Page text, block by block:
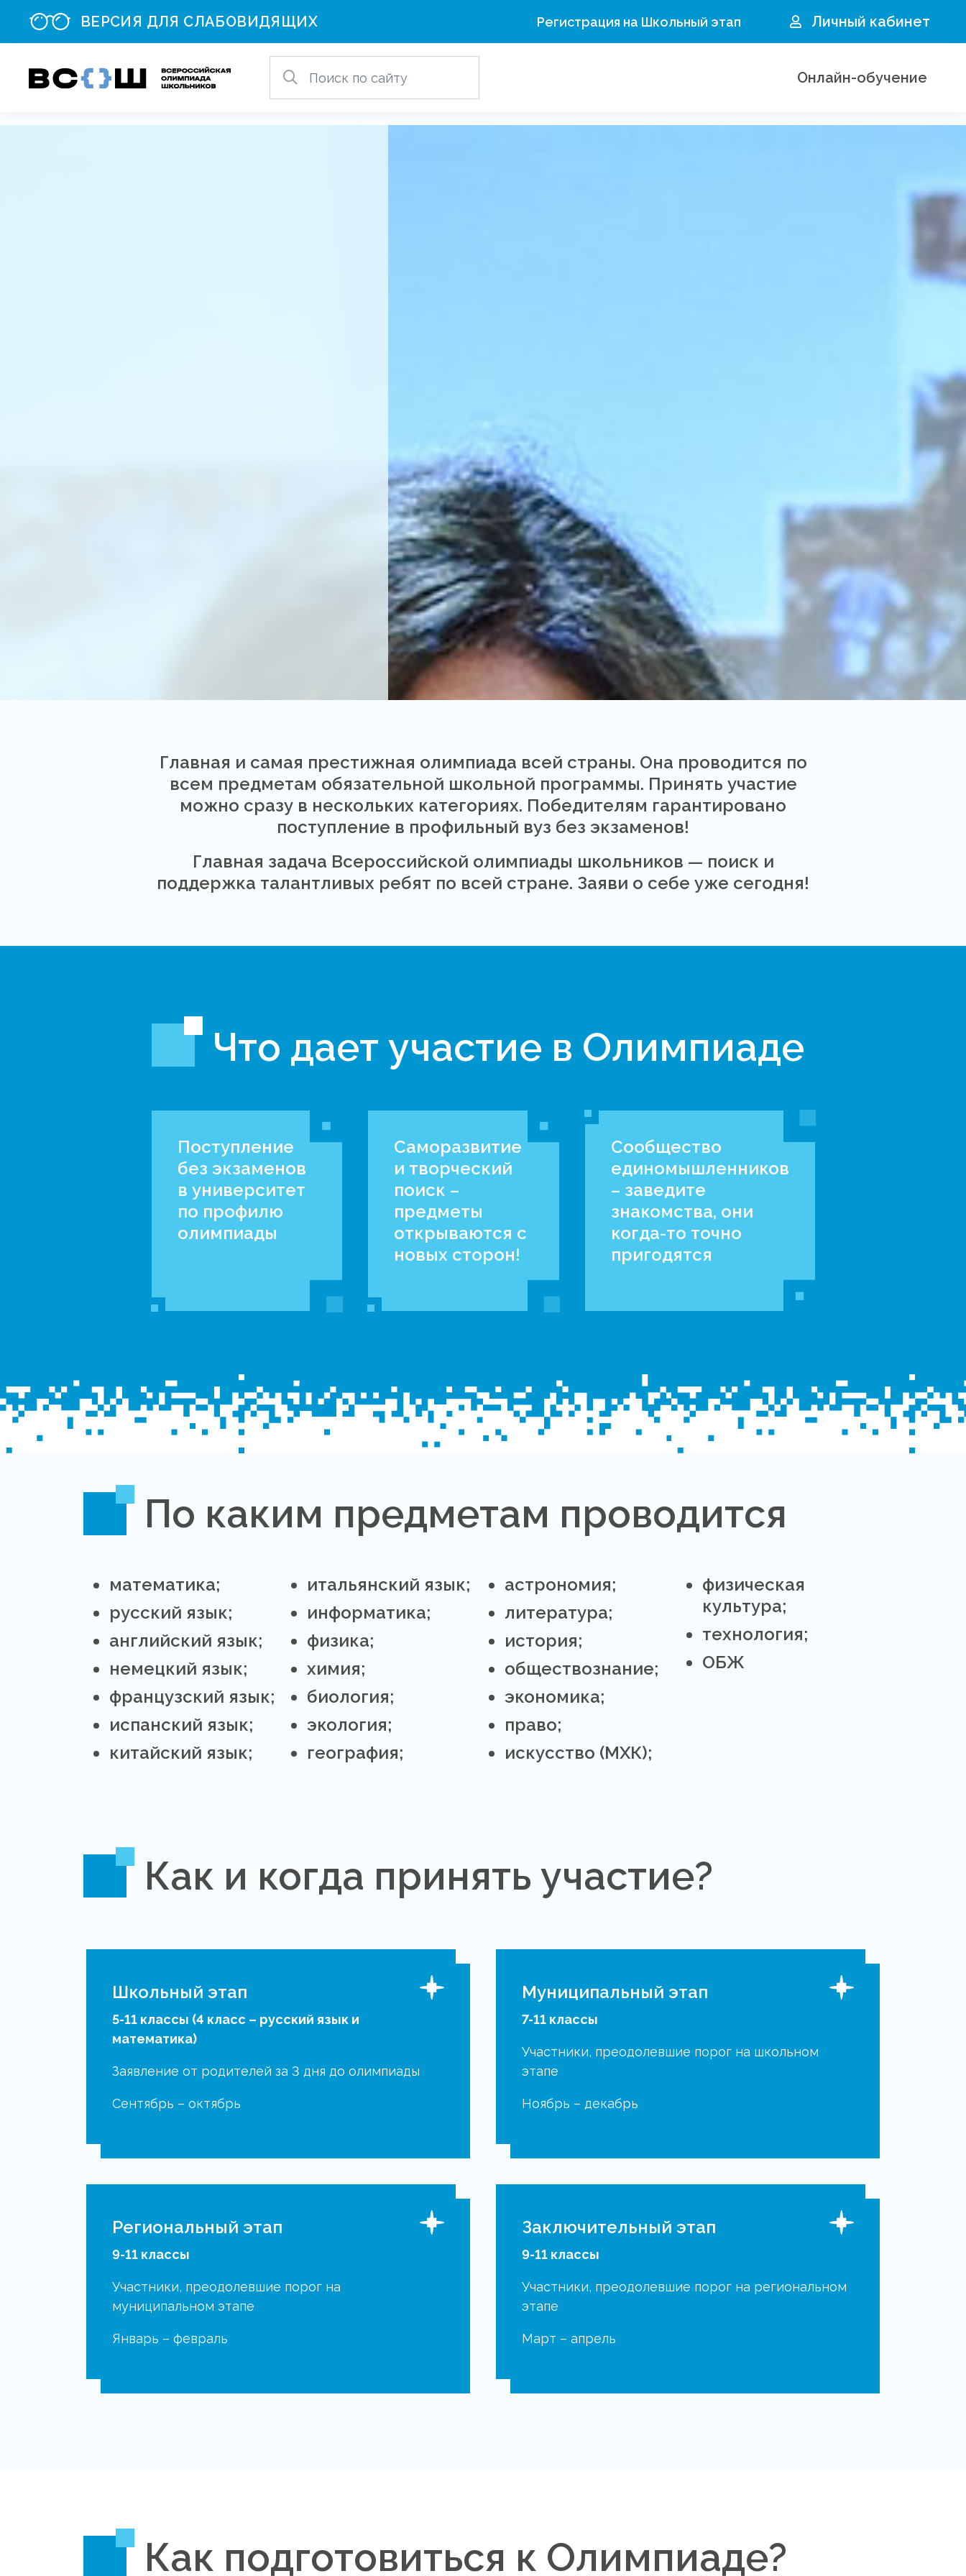
ВЕРСИЯ ДЛЯ СЛАБОВИДЯЩИХ Регистрация на Школьный этап Личный кабинет
Онлайн-обучение
Всероссийская
олимпиада
школьников
Нижегородской
области
Подробнее
Главная и самая престижная олимпиада всей страны. Она проводится по
всем предметам обязательной школьной программы. Принять участие
можно сразу в нескольких категориях. Победителям гарантировано
поступление в профильный вуз без экзаменов!
Главная задача Всероссийской олимпиады школьников — поиск и
поддержка талантливых ребят по всей стране. Заяви о себе уже сегодня!
Что дает участие в Олимпиаде
Поступление
без экзаменов
в университет
по профилю
олимпиады
Саморазвитие
и творческий
поиск –
предметы
открываются с
новых сторон!
Сообщество
единомышленников
– заведите
знакомства, они
когда-то точно
пригодятся
По каким предметам проводится
математика;
русский язык;
английский язык;
немецкий язык;
французский язык;
испанский язык;
китайский язык;
итальянский язык;
информатика;
физика;
химия;
биология;
экология;
география;
астрономия;
литература;
история;
обществознание;
экономика;
право;
искусство (МХК);
физическая
культура;
технология;
ОБЖ
Как и когда принять участие?
Школьный этап
5-11 классы (4 класс – русский язык и
математика)
Заявление от родителей за 3 дня до олимпиады
Сентябрь – октябрь
Муниципальный этап
7-11 классы
Участники, преодолевшие порог на школьном
этапе
Ноябрь – декабрь
Региональный этап
9-11 классы
Участники, преодолевшие порог на
муниципальном этапе
Январь – февраль
Заключительный этап
9-11 классы
Участники, преодолевшие порог на региональном
этапе
Март – апрель
Как подготовиться к Олимпиаде?